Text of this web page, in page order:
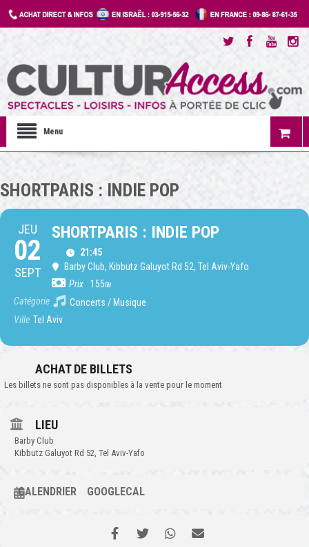
Menu
SHORTPARIS : INDIE POP
JEU
02
SEPT
SHORTPARIS : INDIE POP
21:45
Barby Club, Kibbutz Galuyot Rd 52, Tel Aviv-Yafo
Prix
155₪
Catégorie
Concerts / Musique
Ville Tel Aviv
ACHAT DE BILLETS
Les billets ne sont pas disponibles à la vente pour le moment
LIEU
Barby Club
Kibbutz Galuyot Rd 52, Tel Aviv-Yafo
CALENDRIER GOOGLECAL